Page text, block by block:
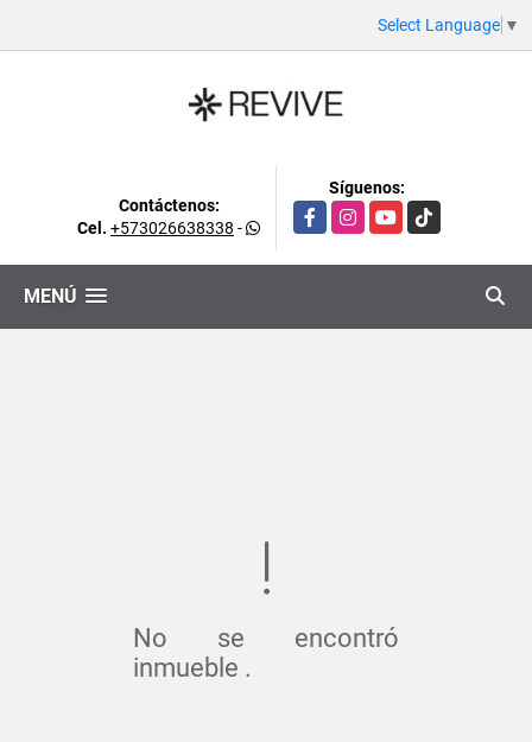
Select Language ▼
Contáctenos:
Cel. +573026638338 -
Síguenos:
FacebookInstagramYouTubeTikTok
MENÚ
No se encontró
inmueble .